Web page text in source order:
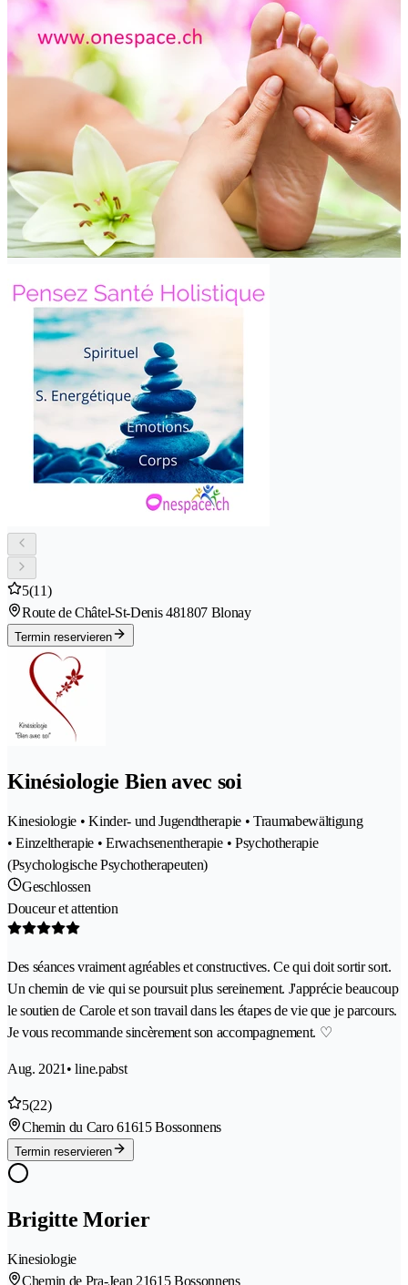
5(11)
Route de Châtel-St-Denis 481807 Blonay
Termin reservieren
Kinésiologie Bien avec soi
Kinesiologie • Kinder- und Jugendtherapie • Traumabewältigung
• Einzeltherapie • Erwachsenentherapie • Psychotherapie
(Psychologische Psychotherapeuten)
Geschlossen
Douceur et attention
Des séances vraiment agréables et constructives. Ce qui doit sortir sort.
Un chemin de vie qui se poursuit plus sereinement. J'apprécie beaucoup
le soutien de Carole et son travail dans les étapes de vie que je parcours.
Je vous recommande sincèrement son accompagnement. ♡
Aug. 2021 • line.pabst
5(22)
Chemin du Caro 61615 Bossonnens
Termin reservieren
Brigitte Morier
Kinesiologie
Chemin de Pra-Jean 21615 Bossonnens